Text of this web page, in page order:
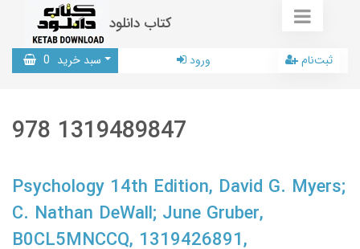
کتاب دانلود
سبد خرید 0 ورود ثبت‌نام
978 1319489847
Psychology 14th Edition, David G. Myers;
C. Nathan DeWall; June Gruber,
B0CL5MNCCQ, 1319426891,